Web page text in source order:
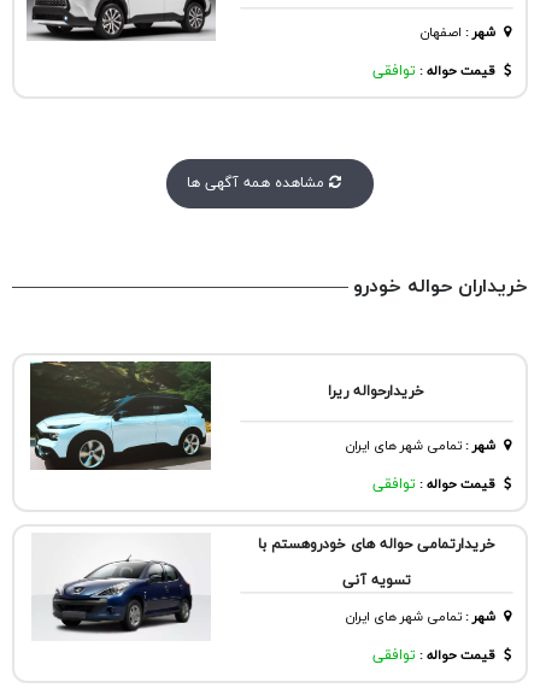
شهر: اصفهان
قیمت حواله : توافقی
مشاهده همه آگهی ها
خریداران حواله خودرو
خریدارحواله ریرا
شهر:تمامی شهر های ایران
قیمت حواله : توافقی
خریدارتمامی حواله های خودروهستم با
تسویه آنی
شهر:تمامی شهر های ایران
قیمت حواله : توافقی